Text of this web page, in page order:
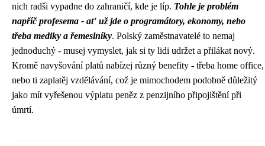
nich radši vypadne do zahraničí, kde je líp. Tohle je problém
napříč profesema - ať už jde o programátory, ekonomy, nebo
třeba mediky a řemeslníky. Polský zaměstnavatelé to nemaj
jednoduchý - musej vymyslet, jak si ty lidi udržet a přilákat nový.
Kromě navyšování platů nabízej různý benefity - třeba home office,
nebo ti zaplatěj vzdělávání, což je mimochodem podobně důležitý
jako mít vyřešenou výplatu peněz z penzijního připojištění při
úmrtí.